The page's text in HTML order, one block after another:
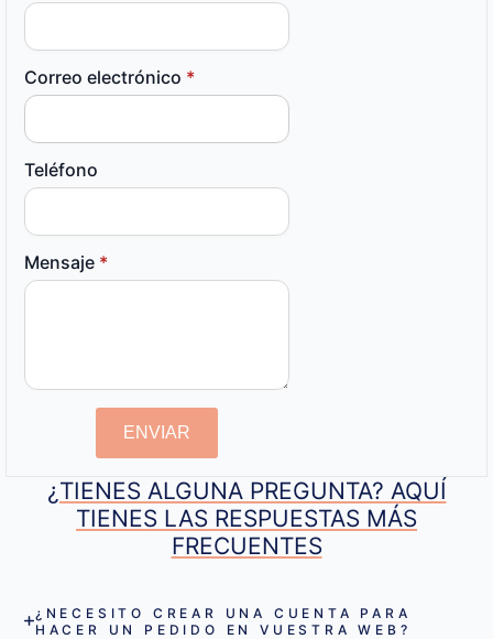
Correo electrónico *
Teléfono
Mensaje *
ENVIAR
¿TIENES ALGUNA PREGUNTA? AQUÍ
TIENES LAS RESPUESTAS MÁS
FRECUENTES
¿NECESITO CREAR UNA CUENTA PARA
HACER UN PEDIDO EN VUESTRA WEB?